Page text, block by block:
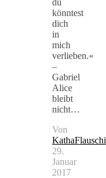
könntest
dich
in
mich
verlieben.«
–
Gabriel
Alice
bleibt
nicht…
Von
KathaFlauschi
29.
Januar
2017